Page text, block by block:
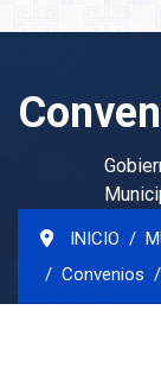
INICIO
Convenios